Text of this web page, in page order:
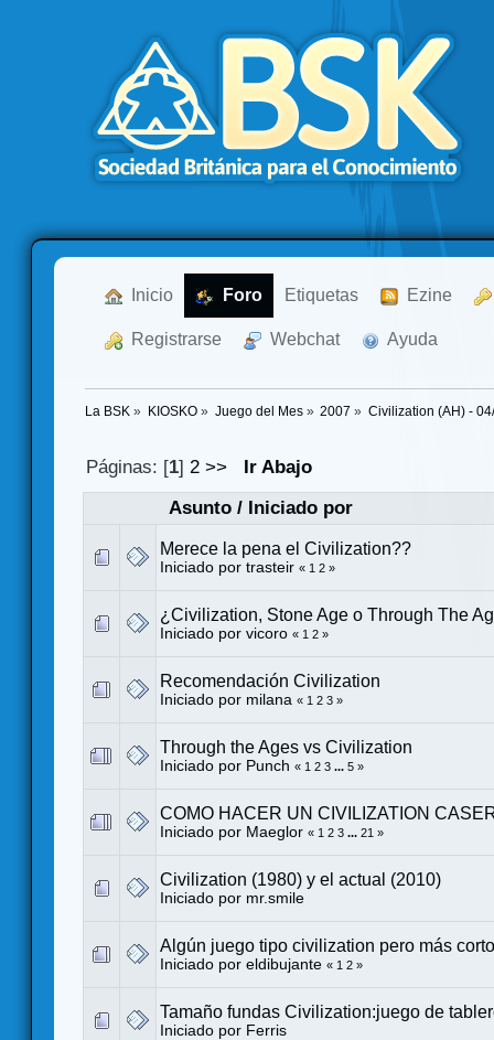
Inicio Foro Etiquetas Ezine
Registrarse Webchat Ayuda
La BSK » KIOSKO» Juego del Mes» 2007 » Civilization (AH) -
Páginas: [1]2 >>
Ir Abajo
Asunto/ Iniciado por
Merece la pena el Civilization??
Iniciado por trasteir « 1 2 »
¿Civilization, Stone Age o Through The
Iniciado por vicoro « 1 2 »
Recomendación Civilization
Iniciado por milana « 1 2 3 »
Through the Ages vs Civilization
Iniciado por Punch « 1 2 3 ... 5 »
COMO HACER UN CIVILIZATION
Iniciado por Maeglor « 1 2 3 ... 21 »
Civilization (1980) y el actual (2010)
Iniciado por mr.smile
Algún juego tipo civilization pero más
Iniciado por eldibujante « 1 2 »
Tamaño fundas Civilization:juego de
Iniciado por Ferris